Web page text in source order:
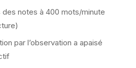
notes à 400 mots/minute
par l’observation a apaisé